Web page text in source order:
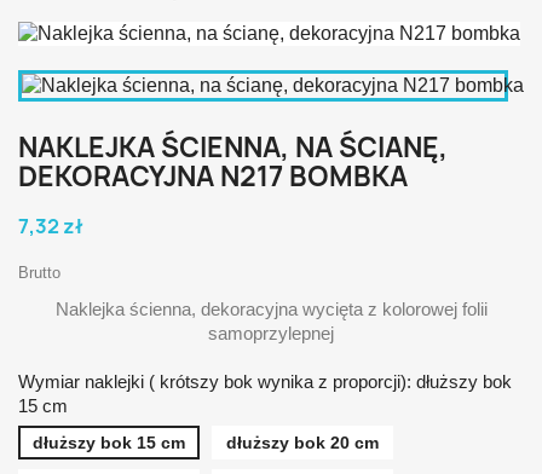
NAKLEJKA ŚCIENNA, NA ŚCIANĘ,
DEKORACYJNA N217 BOMBKA
7,32 zł
Brutto
Naklejka ścienna, dekoracyjna wycięta z kolorowej folii
samoprzylepnej
Wymiar naklejki ( krótszy bok wynika z proporcji): dłuższy bok
15 cm
dłuższy bok 15 cm dłuższy bok 20 cm